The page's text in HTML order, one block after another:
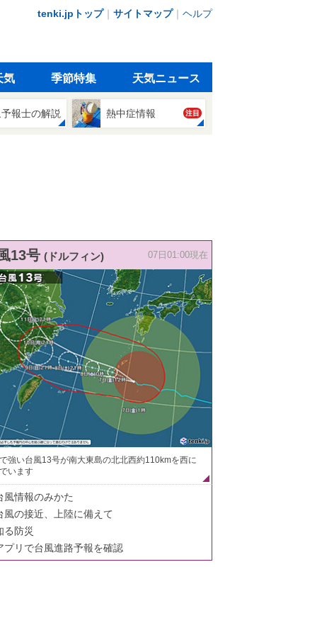
tenki.jpトップ｜ サイトマップ｜ ヘルプ
気 季節特集 天気ニュース
報士の解説 熱中症情報 注目
13号 (ドルフィン) 07日01:00現在
強い台風13号が南大東島の北北西約110kmを西に
います
風情報のみかた
風の接近、上陸に備えて
る防災
プリで台風進路予報を確認